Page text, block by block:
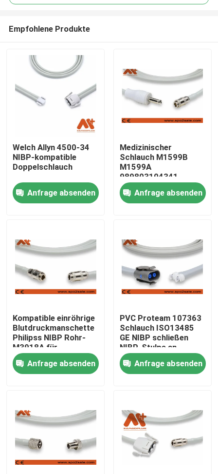
Startseite
Über uns
Fabrik Tour
Qualitätskontrolle
Kontakt
Nachrichten
Patientenmonitorkabel
Empfohlene Produkte
Welch Allyn 4500-34
NIBP-kompatible
Doppelschlauch
Anfrage absenden
Medizinischer
Schlauch M1599B
M1599A
989803104341
Philipss NIBP für
Patientenmonitor
Anfrage absenden
Kompatible einröhrige
Blutdruckmanschette
Philipss NIBP Rohr-
M3918A für
Erwachsenen
Anfrage absenden
PVC Proteam 107363
Schlauch ISO13485
GE NIBP schließen
NIBP-Stulpe an
Anfrage absenden